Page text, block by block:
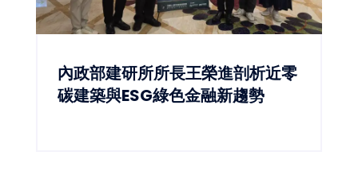
內政部建研所所長王榮進剖析近零
碳建築與ESG綠色金融新趨勢